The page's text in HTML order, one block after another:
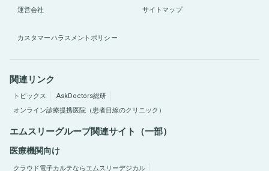
運営会社 サイトマップ
カスタマーハラスメントポリシー
関連リンク
トピックス
AskDoctors総研
オンライン診療提携医院（患者目線のクリニック）
エムスリーグループ関連サイト（一部）
医療機関向け
クラウド電子カルテならエムスリーデジカル